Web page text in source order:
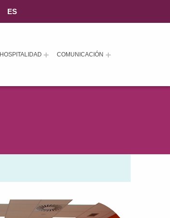
HOSPITALIDAD COMUNICACIÓN
ES